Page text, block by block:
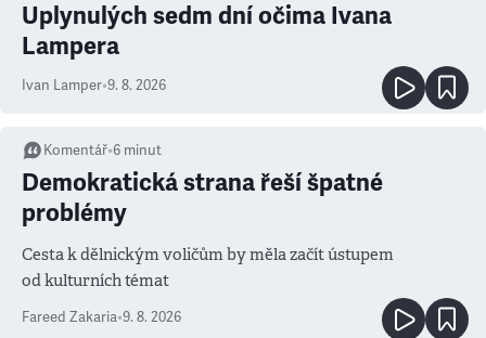
Uplynulých sedm dní očima Ivana
Lampera
Ivan Lamper•9. 8. 2026
Komentář•6 minut
Demokratická strana řeší špatné
problémy
Cesta k dělnickým voličům by měla začít ústupem
od kulturních témat
Fareed Zakaria•9. 8. 2026